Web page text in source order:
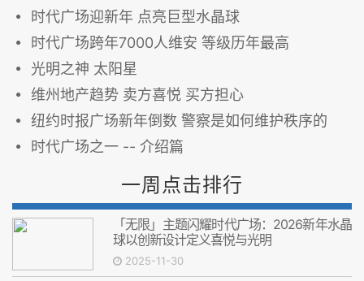
时代广场迎新年 点亮巨型水晶球
时代广场跨年7000人维安 等级历年最高
光明之神 太阳星
维州地产趋势 卖方喜悦 买方担心
纽约时报广场新年倒数 警察是如何维护秩序的
时代广场之一 -- 介绍篇
一周点击排行
「无限」主题闪耀时代广场：2026新年水晶
球以创新设计定义喜悦与光明
2025-11-30